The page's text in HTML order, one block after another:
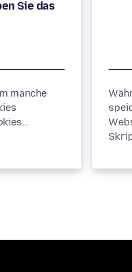
Sie das
manche